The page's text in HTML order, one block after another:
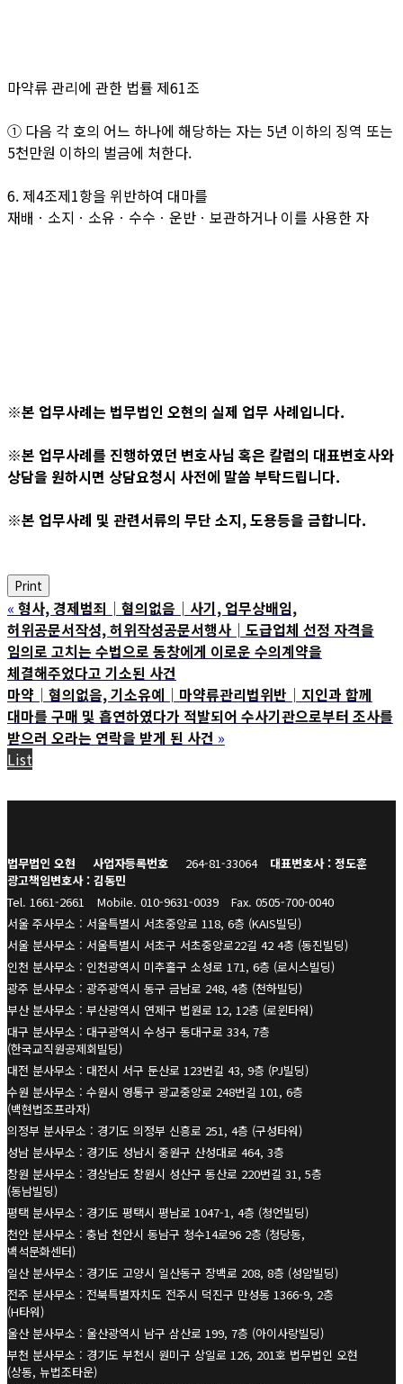
마약류 관리에 관한 법률 제61조
① 다음 각 호의 어느 하나에 해당하는 자는 5년 이하의 징역 또는
5천만원 이하의 벌금에 처한다.
6. 제4조제1항을 위반하여 대마를
재배ㆍ소지ㆍ소유ㆍ수수ㆍ운반ㆍ보관하거나 이를 사용한 자
※본 업무사례는 법무법인 오현의 실제 업무 사례입니다.
※본 업무사례를 진행하였던 변호사님 혹은 칼럼의 대표변호사와
상담을 원하시면 상담요청시 사전에 말씀 부탁드립니다.
※본 업무사례 및 관련서류의 무단 소지, 도용등을 금합니다.
Print
« 형사, 경제범죄│혐의없음│사기, 업무상배임,
허위공문서작성, 허위작성공문서행사│도급업체 선정 자격을
임의로 고치는 수법으로 동창에게 이로운 수의계약을
체결해주었다고 기소된 사건
마약│혐의없음, 기소유예│마약류관리법위반│지인과 함께
대마를 구매 및 흡연하였다가 적발되어 수사기관으로부터 조사를
받으러 오라는 연락을 받게 된 사건 »
List
법무법인 오현 사업자등록번호 264-81-33064
대표변호사 : 정도훈
광고책임변호사 : 김동민
Tel. 1661-2661
Mobile. 010-9631-0039
Fax. 0505-700-0040
서울 주사무소 : 서울특별시 서초중앙로 118, 6층 (KAIS빌딩)
서울 분사무소 : 서울특별시 서초구 서초중앙로22길 42 4층 (동진빌딩)
인천 분사무소 : 인천광역시 미추홀구 소성로 171, 6층 (로시스빌딩)
광주 분사무소 : 광주광역시 동구 금남로 248, 4층 (천하빌딩)
부산 분사무소 : 부산광역시 연제구 법원로 12, 12층 (로윈타워)
대구 분사무소 : 대구광역시 수성구 동대구로 334, 7층
(한국교직원공제회빌딩)
대전 분사무소 : 대전시 서구 둔산로 123번길 43, 9층 (PJ빌딩)
수원 분사무소 : 수원시 영통구 광교중앙로 248번길 101, 6층
(백현법조프라자)
의정부 분사무소 : 경기도 의정부 신흥로 251, 4층 (구성타워)
성남 분사무소 : 경기도 성남시 중원구 산성대로 464, 3층
창원 분사무소 : 경상남도 창원시 성산구 동산로 220번길 31, 5층
(동남빌딩)
평택 분사무소 : 경기도 평택시 평남로 1047-1, 4층 (청언빌딩)
천안 분사무소 : 충남 천안시 동남구 청수14로96 2층 (청당동,
백석문화센터)
일산 분사무소 : 경기도 고양시 일산동구 장백로 208, 8층 (성암빌딩)
전주 분사무소 : 전북특별자치도 전주시 덕진구 만성동 1366-9, 2층
(H타워)
울산 분사무소 : 울산광역시 남구 삼산로 199, 7층 (아이사랑빌딩)
부천 분사무소 : 경기도 부천시 원미구 상일로 126, 201호 법무법인 오현
(상동, 뉴법조타운)